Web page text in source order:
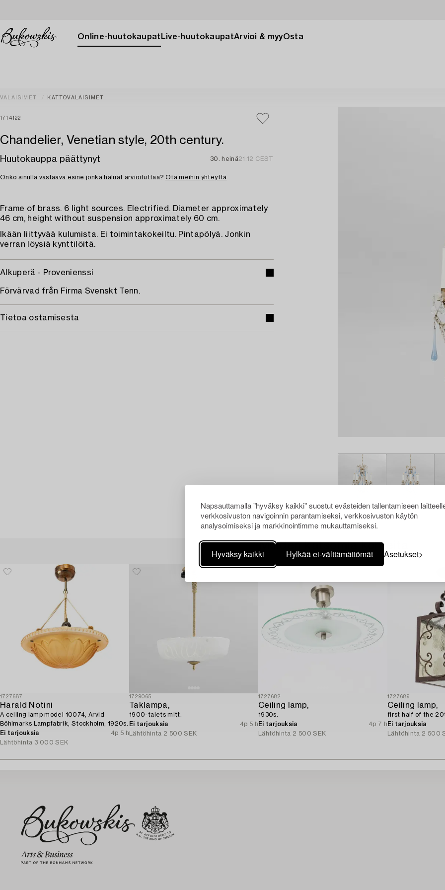
Napsauttamalla "hyväksy kaikki" suostut evästeiden tallentamiseen
verkkosivuston navigoinnin parantamiseksi, verkkosivuston käytön
analysoimiseksi ja markkinointimme mukauttamiseksi.
Hyväksy kaikki Hylkää ei-välttämättömät Asetukset
Online-huutokaupat Live-huutokaupatArvioi & myyOsta
VALAISIMET KATTOVALAISIMET
1714122
Chandelier, Venetian style, 20th century.
Huutokauppa päättynyt 30. heinä21:12 CEST
Onko sinulla vastaava esine jonka haluat arvioituttaa? Ota meihin yhteyttä
Frame of brass. 6 light sources. Electrified. Diameter approximately
46 cm, height without suspension approximately 60 cm.
Ikään liittyvää kulumista. Ei toimintakokeiltu. Pintapölyä. Jonkin
verran löysiä kynttilöitä.
Alkuperä - Provenienssi
Förvärvad från Firma Svenskt Tenn.
Tietoa ostamisesta
Muiden katsomia kohteita
1727687
Harald Notini
A ceiling lamp model 10074, Arvid
Böhlmarks Lampfabrik, Stockholm, 1920s.
Ei tarjouksia
4p 5 h
Lähtöhinta 3 000 SEK
1729065
Taklampa,
1900-talets mitt.
Ei tarjouksia
4p 5 h
Lähtöhinta 2 500 SEK
1727682
Ceiling lamp,
1930s.
Ei tarjouksia
4p 7 h
Lähtöhinta 2 500 SEK
1727689
Ceiling lamp,
first half of the
Ei tarjouksia
Lähtöhinta 2 500